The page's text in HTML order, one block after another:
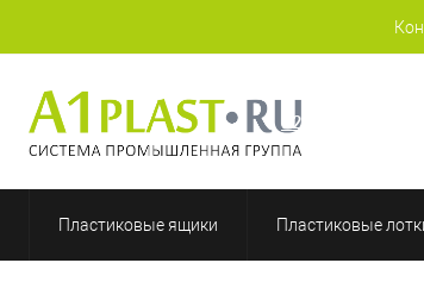
+7 (812) 507-69-52
Пластиковые ящики Пластиковые